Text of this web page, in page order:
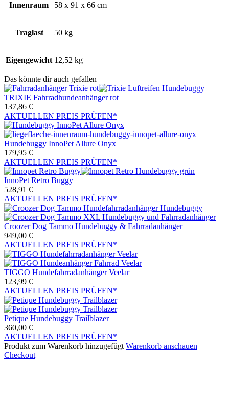
Innenraum 58 x 91 x 66 cm
Traglast 50 kg
Eigengewicht 12,52 kg
Das könnte dir auch gefallen
TRIXIE Fahrradhundeanhänger rot
137,86 €
AKTUELLEN PREIS PRÜFEN*
Hundebuggy InnoPet Allure Onyx
179,95 €
AKTUELLEN PREIS PRÜFEN*
InnoPet Retro Buggy
528,91 €
AKTUELLEN PREIS PRÜFEN*
Croozer Dog Tammo Hundebuggy & Fahrradanhänger
949,00 €
AKTUELLEN PREIS PRÜFEN*
TIGGO Hundefahrradanhänger Veelar
123,99 €
AKTUELLEN PREIS PRÜFEN*
Petique Hundebuggy Trailblazer
360,00 €
AKTUELLEN PREIS PRÜFEN*
Produkt zum Warenkorb hinzugefügt Warenkorb anschauen
Checkout